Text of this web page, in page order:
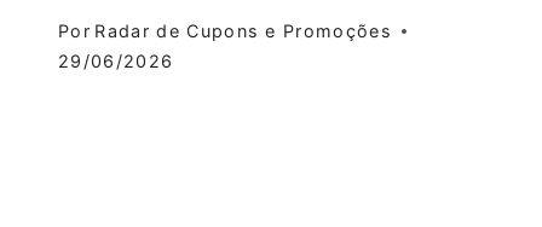
Por Radar de Cupons e Promoções
29/06/2026